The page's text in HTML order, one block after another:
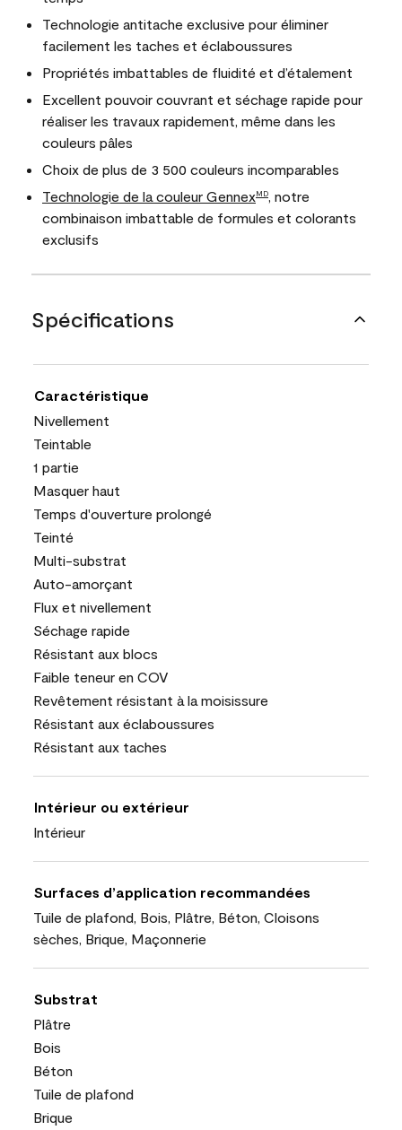
Technologie antitache exclusive pour éliminer
facilement les taches et éclaboussures
Propriétés imbattables de fluidité et d’étalement
Excellent pouvoir couvrant et séchage rapide pour
réaliser les travaux rapidement, même dans les
couleurs pâles
Choix de plus de 3 500 couleurs incomparables
Technologie de la couleur GennexMD
, notre
combinaison imbattable de formules et colorants
exclusifs
Spécifications
Caractéristique
Nivellement
Teintable
1 partie
Masquer haut
Temps d'ouverture prolongé
Teinté
Multi-substrat
Auto-amorçant
Flux et nivellement
Séchage rapide
Résistant aux blocs
Faible teneur en COV
Revêtement résistant à la moisissure
Résistant aux éclaboussures
Résistant aux taches
Intérieur ou extérieur
Intérieur
Surfaces d’application recommandées
Tuile de plafond, Bois, Plâtre, Béton, Cloisons
sèches, Brique, Maçonnerie
Substrat
Plâtre
Bois
Béton
Tuile de plafond
Brique